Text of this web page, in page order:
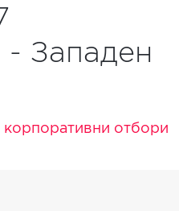
- Западен
корпоративни отбори